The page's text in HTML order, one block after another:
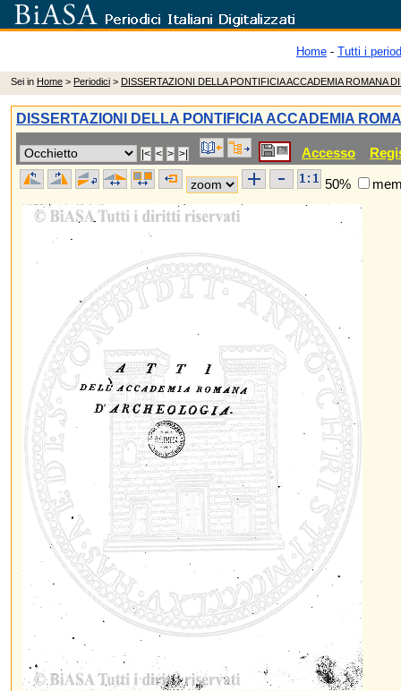
Home - Tutti i
Sei in Home > Periodici > DISSERTAZIONI DELLA PONTIFICIA ACCADEMIA ROMANA
DISSERTAZIONI DELLA PONTIFICIA ACCADEMIA
Accesso
50%